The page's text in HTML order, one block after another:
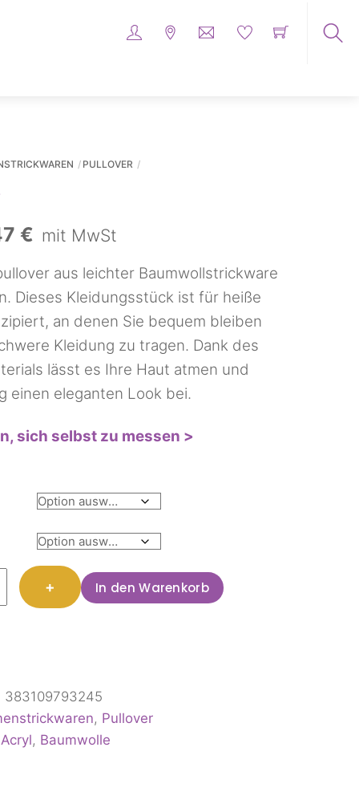
PULLOVER
€
€ Aktueller
Preis
ist:
37,47 €.
mit MwSt
aus leichter Baumwollstrickware
Dieses Kleidungsstück ist für heiße
an denen Sie bequem bleiben
Kleidung zu tragen. Dank des
lässt es Ihre Haut atmen und
einen eleganten Look bei.
sich selbst zu messen >
+ In den Warenkorb
383109793245
, Pullover
Acryl, Baumwolle